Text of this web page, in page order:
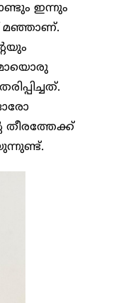
ഇന്നും
മഞ്ഞാണ്.
തീരത്തേക്ക്